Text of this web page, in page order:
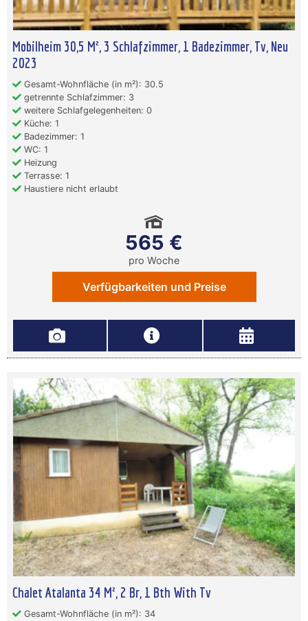
Mobilheim 30,5 M², 3 Schlafzimmer, 1 Badezimmer, Tv, Neu
2023
Gesamt-Wohnfläche (in m²): 30.5
getrennte Schlafzimmer: 3
weitere Schlafgelegenheiten: 0
Küche: 1
Badezimmer: 1
WC: 1
Heizung
Terrasse: 1
Haustiere nicht erlaubt
565 €
pro Woche
Verfügbarkeiten und Preise
Chalet Atalanta 34 M², 2 Br, 1 Bth With Tv
Gesamt-Wohnfläche (in m²): 34